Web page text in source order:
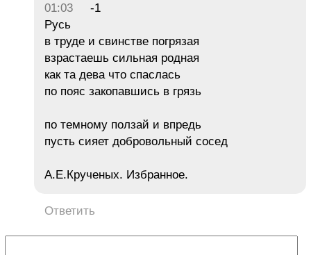
01:03
-1
Русь
в труде и свинстве погрязая
взрастаешь сильная родная
как та дева что спаслась
по пояс закопавшись в грязь
по темному ползай и впредь
пусть сияет добровольный сосед
А.Е.Крученых. Избранное.
Ответить